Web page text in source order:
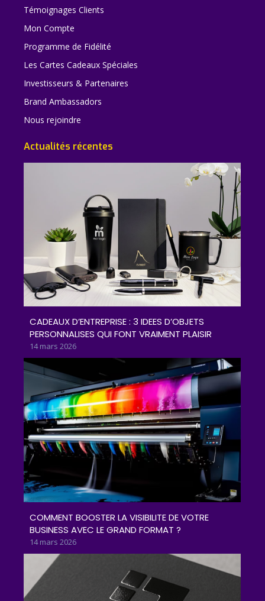
Témoignages Clients
Mon Compte
Programme de Fidélité
Les Cartes Cadeaux Spéciales
Investisseurs & Partenaires
Brand Ambassadors
Nous rejoindre
Actualités récentes
CADEAUX D’ENTREPRISE : 3 IDEES D’OBJETS
PERSONNALISES QUI FONT VRAIMENT PLAISIR
14 mars 2026
COMMENT BOOSTER LA VISIBILITE DE VOTRE
BUSINESS AVEC LE GRAND FORMAT ?
14 mars 2026